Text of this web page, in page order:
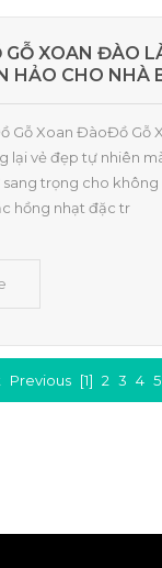
XOAN ĐÀO
HẢO CHO NHÀ
Gỗ Xoan ĐàoĐồ Gỗ
lại vẻ đẹp tự nhiên
trọng cho không
hồng nhạt đặc tr
Previous [1] 2 3 4 5